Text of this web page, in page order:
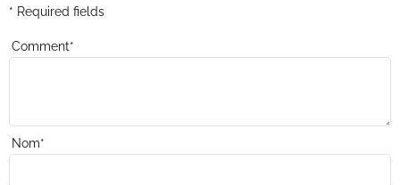
* Required fields
Comment*
Nom*